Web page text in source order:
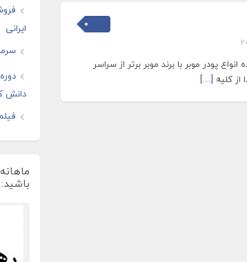
پودر موبر با برند موبر برتر از سراسر
کلیه […]
ایرانی
دانش
باشید: